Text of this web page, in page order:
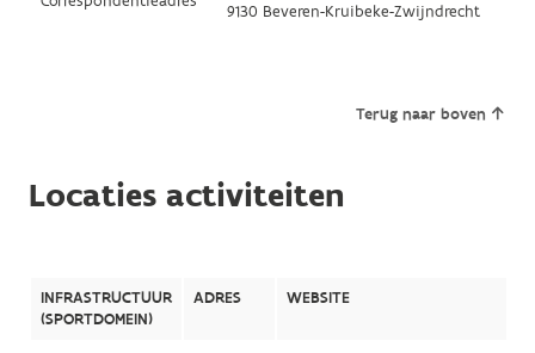
9130 Beveren-Kruibeke-Zwijndrecht
Terug naar boven
Locaties activiteiten
INFRASTRUCTUUR
(SPORTDOMEIN)
ADRES WEBSITE